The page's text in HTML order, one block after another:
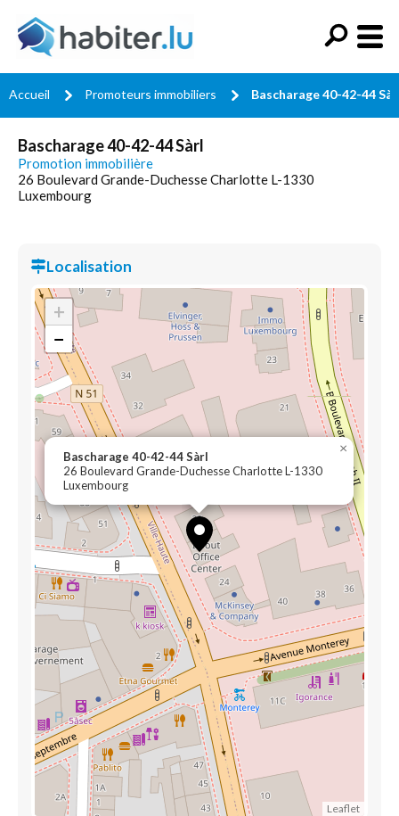
Accueil Promoteurs immobiliers Bascharage 40-42-44
Bascharage 40-42-44 Sàrl
Promotion immobilière
26 Boulevard Grande-Duchesse Charlotte L-1330
Luxembourg
Localisation
Bascharage 40-42-44 Sàrl
26 Boulevard Grande-Duchesse Charlotte L-1330
Luxembourg
×
+
−
Leaflet